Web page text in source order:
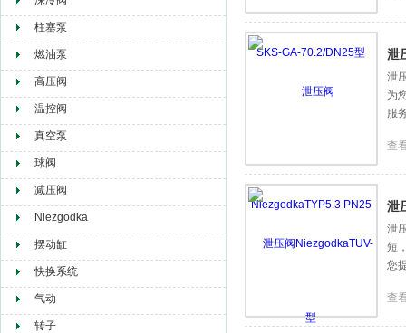
柱塞泵
燃油泵
高压阀
温控阀
真空泵
球阀
减压阀
Niezgodka
摆动缸
快换系统
气动
转子
泄
泄
为
服
查
泄
泄
短
您
查